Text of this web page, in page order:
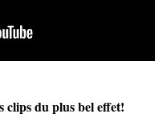
clips du plus bel effet!